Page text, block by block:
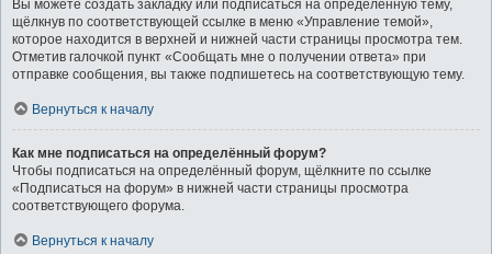
Вы можете создать закладку или подписаться на определённую тему,
щёлкнув по соответствующей ссылке в меню «Управление темой»,
которое находится в верхней и нижней части страницы просмотра тем.
Отметив галочкой пункт «Сообщать мне о получении ответа» при
отправке сообщения, вы также подпишетесь на соответствующую тему.
Вернуться к началу
Как мне подписаться на определённый форум?
Чтобы подписаться на определённый форум, щёлкните по ссылке
«Подписаться на форум» в нижней части страницы просмотра
соответствующего форума.
Вернуться к началу